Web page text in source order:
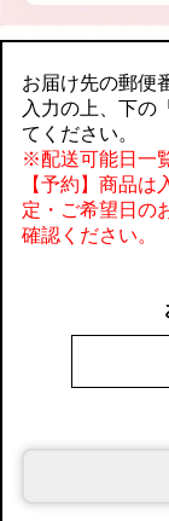
お届け先の郵便
入力の上、下の
てください。
※配送可能日一
【予約】商品
定・ご希望日の
確認ください。